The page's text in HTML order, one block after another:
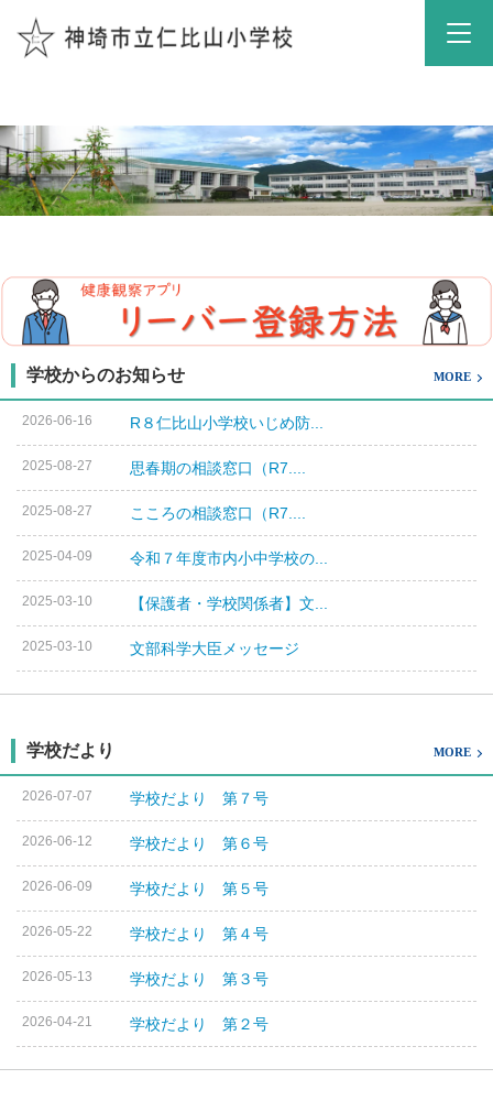
学校からのお知らせ MORE
2026-06-16 R８仁比山小学校いじめ防...
2025-08-27 思春期の相談窓口（R7....
2025-08-27 こころの相談窓口（R7....
2025-04-09 令和７年度市内小中学校の...
2025-03-10 【保護者・学校関係者】文...
2025-03-10 文部科学大臣メッセージ
学校だより MORE
2026-07-07 学校だより 第７号
2026-06-12 学校だより 第６号
2026-06-09 学校だより 第５号
2026-05-22 学校だより 第４号
2026-05-13 学校だより 第３号
2026-04-21 学校だより 第２号